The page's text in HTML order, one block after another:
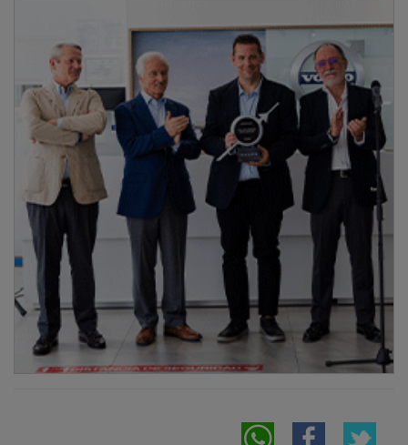
NOTICIAS RELACIONADAS
Ni agua